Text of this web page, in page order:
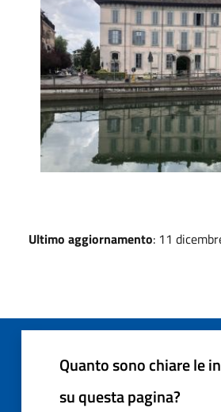
Ultimo aggiornamento: 11
Quanto sono chiare le
su questa pagina?